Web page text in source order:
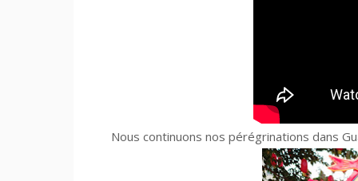
Nous continuons nos pérégrinations dans